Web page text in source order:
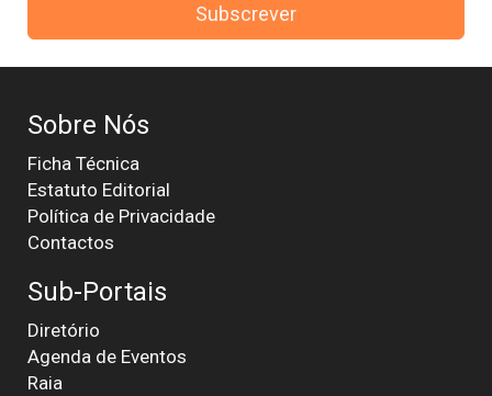
Subscrever
Sobre Nós
Ficha Técnica
Estatuto Editorial
Política de Privacidade
Contactos
Sub-Portais
Diretório
Agenda de Eventos
Raia